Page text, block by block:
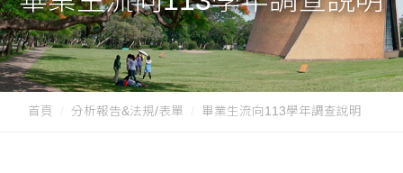
首頁 分析報告&法規/表單 畢業生流向113學年調查說明